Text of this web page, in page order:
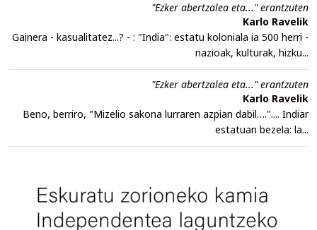
"Ezker abertzalea eta..." erantzuten
Karlo Ravelik
Gainera - kasualitatez...? - : "India": estatu koloniala ia 500 herri -
nazioak, kulturak, hizku...
"Ezker abertzalea eta..." erantzuten
Karlo Ravelik
Beno, berriro, "Mizelio sakona lurraren azpian dabil….".... Indiar
estatuan bezela: la...